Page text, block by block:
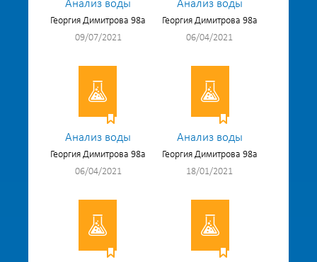
Анализ воды
Георгия Димитрова 98а
09/07/2021
Анализ воды
Георгия Димитрова 98а
06/04/2021
Анализ воды
Георгия Димитрова 98а
06/04/2021
Анализ воды
Георгия Димитрова 98а
18/01/2021